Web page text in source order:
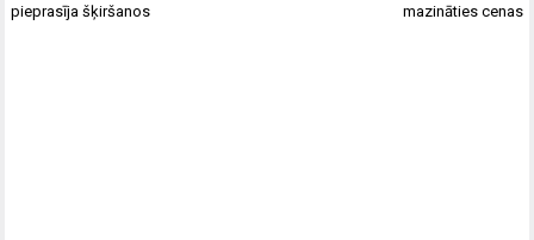
pieprasīja šķiršanos
mazināties cenas